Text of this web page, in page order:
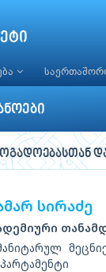
სირაძე